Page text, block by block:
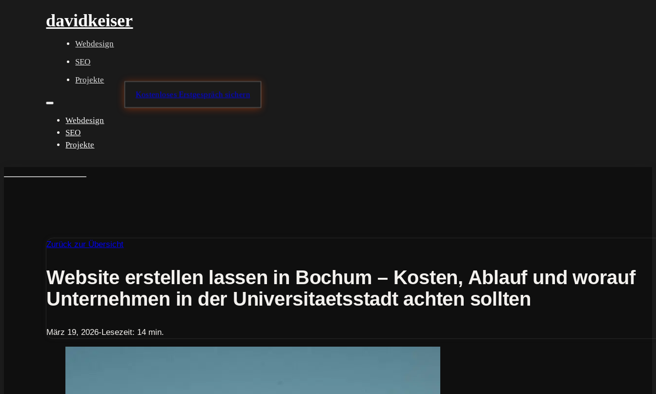
davidkeiser
Webdesign
SEO
Projekte
Webdesign
SEO
Projekte
Kostenloses Erstgespräch sichern
Zurück zur Übersicht
Website erstellen lassen in Bochum – Kosten, Ablauf und worauf
Unternehmen in der Universitaetsstadt achten sollten
März 19, 2026-Lesezeit: 14 min.